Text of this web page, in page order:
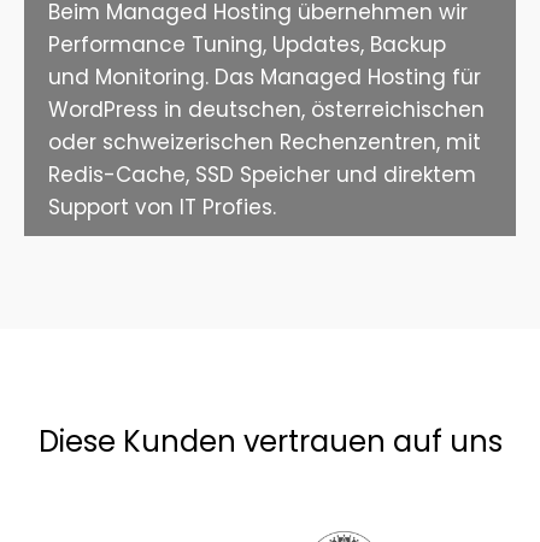
Beim Managed Hosting übernehmen wir
Performance Tuning, Updates, Backup
und Monitoring. Das Managed Hosting für
WordPress in deutschen, österreichischen
oder schweizerischen Rechenzentren, mit
Redis-Cache, SSD Speicher und direktem
Support von IT Profies.
Diese Kunden vertrauen auf uns